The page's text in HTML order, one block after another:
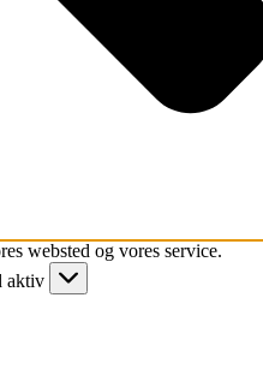
websted og vores service.
aktiv